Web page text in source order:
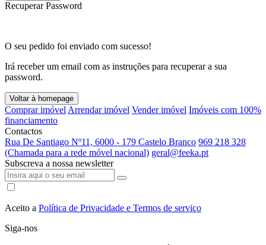
Recuperar Password
O seu pedido foi enviado com sucesso!
Irá receber um email com as instruções para recuperar a sua
password.
Voltar à homepage
Comprar imóvel Arrendar imóvel Vender imóvel Imóveis com 100%
financiamento
Contactos
Rua De Santiago Nº11, 6000 - 179 Castelo Branco 969 218 328
(Chamada para a rede móvel nacional) geral@feeka.pt
Subscreva a nossa newsletter
Aceito a Política de Privacidade e Termos de serviço
Siga-nos